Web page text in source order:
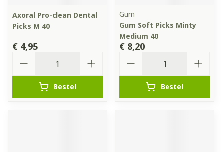
Axoral Pro-clean Dental
Picks M 40
€ 4,95
Bestel
Gum
Gum Soft Picks Minty
Medium 40
€ 8,20
Bestel